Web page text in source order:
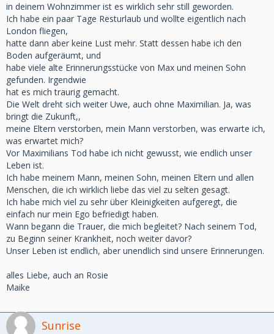
in deinem Wohnzimmer ist es wirklich sehr still geworden.
Ich habe ein paar Tage Resturlaub und wollte eigentlich nach
London fliegen,
hatte dann aber keine Lust mehr. Statt dessen habe ich den
Boden aufgeräumt, und
habe viele alte Erinnerungsstücke von Max und meinen Sohn
gefunden. Irgendwie
hat es mich traurig gemacht.
Die Welt dreht sich weiter Uwe, auch ohne Maximilian. Ja, was
bringt die Zukunft,,
meine Eltern verstorben, mein Mann verstorben, was erwarte ich,
was erwartet mich?
Vor Maximilians Tod habe ich nicht gewusst, wie endlich unser
Leben ist.
Ich habe meinem Mann, meinen Sohn, meinen Eltern und allen
Menschen, die ich wirklich liebe das viel zu selten gesagt.
Ich habe mich viel zu sehr über Kleinigkeiten aufgeregt, die
einfach nur mein Ego befriedigt haben.
Wann begann die Trauer, die mich begleitet? Nach seinem Tod,
zu Beginn seiner Krankheit, noch weiter davor?
Unser Leben ist endlich, aber unendlich sind unsere Erinnerungen.
alles Liebe, auch an Rosie
Maike
Sunrise